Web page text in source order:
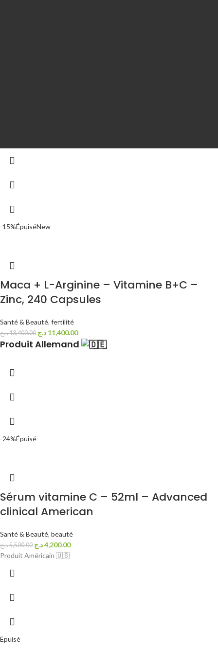
-15%ÉpuiséNew
Maca + L-Arginine – Vitamine B+C –
Zinc, 240 Capsules
Santé & Beauté, fertilité
13,400.00د.ج 11,400.00 د.ج
Produit Allemand
-24%Épuisé
Sérum vitamine C – 52ml – Advanced
clinical American
Santé & Beauté, beauté
5,500.00د.ج 4,200.00د.ج
Produit Américain 🇺🇸
Épuisé